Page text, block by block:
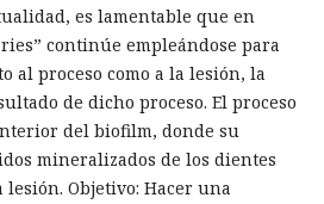
es lamentable que en
continúe empleándose para
al proceso como a la lesión, la
de dicho proceso. El proceso
del biofilm, donde su
mineralizados de los dientes
Objetivo: Hacer una